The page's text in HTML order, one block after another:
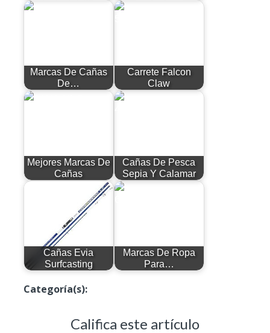
Marcas De Cañas
De…
Carrete Falcon
Claw
Mejores Marcas De
Cañas
Cañas De Pesca
Sepia Y Calamar
Cañas Evia
Surfcasting
Marcas De Ropa
Para…
Categoría(s):Cañas De Pesca
Califica este artículo